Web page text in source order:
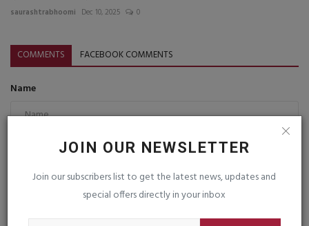
JOIN OUR NEWSLETTER
Join our subscribers list to get the latest news, updates and
special offers directly in your inbox
saurashtrabhoomi Dec 10, 2025 0
COMMENTS FACEBOOK COMMENTS
Name